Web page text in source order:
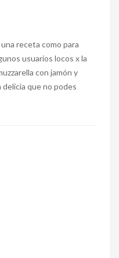
receta como para
usuarios locos x la
con jamón y
delicia que no podes